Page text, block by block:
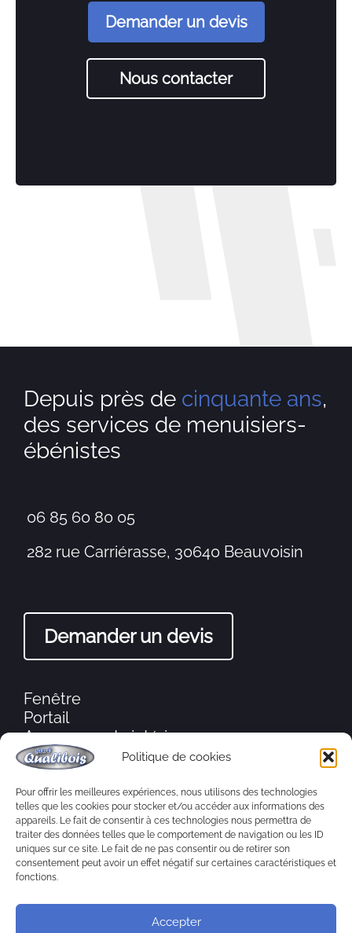
Politique de cookies
Pour offrir les meilleures expériences, nous utilisons des technologies
telles que les cookies pour stocker et/ou accéder aux informations des
appareils. Le fait de consentir à ces technologies nous permettra de
traiter des données telles que le comportement de navigation ou les ID
uniques sur ce site. Le fait de ne pas consentir ou de retirer son
consentement peut avoir un effet négatif sur certaines caractéristiques et
fonctions.
Accepter
Demander un devis
Nous contacter
Depuis près de cinquante ans,
des services de menuisiers-
ébénistes
06 85 60 80 05
282 rue Carriérasse, 30640 Beauvoisin
Demander un devis
Fenêtre
Portail
Agencements intérieurs
Moustiquaire
Porte d’entrée
Volets
Ébénisterie
Aménagement extérieur
Charpente